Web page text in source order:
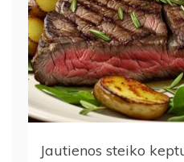
Jautienos steiko